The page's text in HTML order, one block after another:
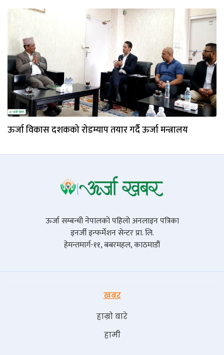
ऊर्जा विकास दशकको रोडम्याप तयार गर्दै ऊर्जा मन्त्रालय
ऊर्जा सम्बन्धी नेपालको पहिलो अनलाइन पत्रिका
इनर्जी इन्फर्मेशन सेन्टर प्रा. लि.
हेमन्तमार्ग-११, बबरमहल, काठमाडौं
खबर
हाम्रो बारे
हामी